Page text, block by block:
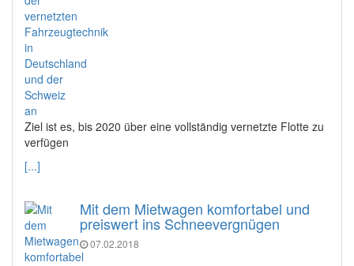
Ziel ist es, bis 2020 über eine vollständig vernetzte Flotte zu
verfügen
[...]
Mit dem Mietwagen komfortabel und
preiswert ins Schneevergnügen
07.02.2018